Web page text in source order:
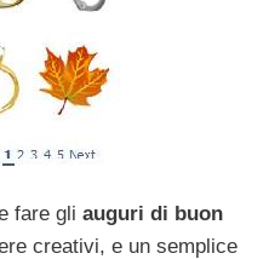
fare gli auguri di buon
creativi, e un semplice